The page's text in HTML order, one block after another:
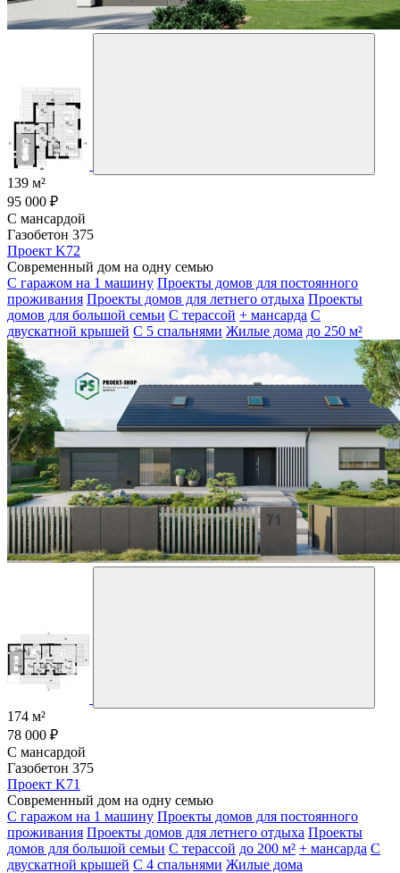
139 м²
95 000 ₽
С мансардой
Газобетон 375
Проект K72
Современный дом на одну семью
С гаражом на 1 машину Проекты домов для постоянного
проживания Проекты домов для летнего отдыха Проекты
домов для большой семьи С терассой + мансарда С
двускатной крышей С 5 спальнями Жилые дома до 250 м²
174 м²
78 000 ₽
С мансардой
Газобетон 375
Проект K71
Современный дом на одну семью
С гаражом на 1 машину Проекты домов для постоянного
проживания Проекты домов для летнего отдыха Проекты
домов для большой семьи С терассой до 200 м² + мансарда С
двускатной крышей С 4 спальнями Жилые дома